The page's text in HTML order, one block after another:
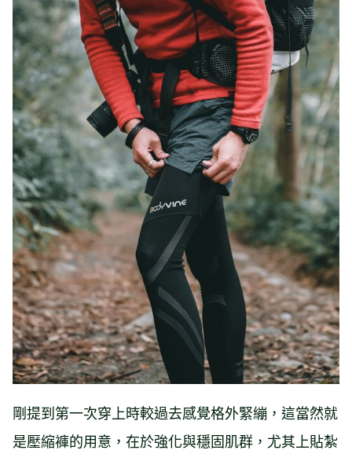
剛提到第一次穿上時較過去感覺格外緊繃，這當然就
是壓縮褲的用意，在於強化與穩固肌群，尤其上貼紮